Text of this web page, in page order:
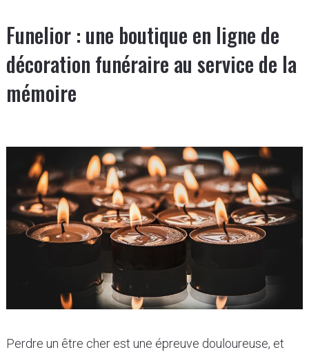
Funelior : une boutique en ligne de
décoration funéraire au service de la
mémoire
Perdre un être cher est une épreuve douloureuse, et